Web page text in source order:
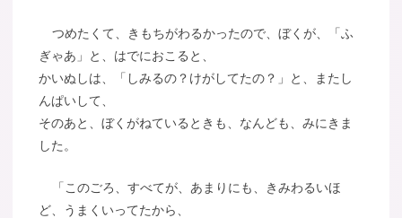
つめたくて、きもちがわるかったので、ぼくが、「ふ
ぎゃあ」と、はでにおこると、
かいぬしは、「しみるの？けがしてたの？」と、またし
んぱいして、
そのあと、ぼくがねているときも、なんども、みにきま
した。
「このごろ、すべてが、あまりにも、きみわるいほ
ど、うまくいってたから、